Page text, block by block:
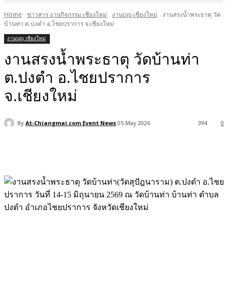
Home ข่าวสาร งานกิจกรรม เชียงใหม่ งานบุญ เชียงใหม่
งานสรงน้ำพระธาตุ วัด
บ้านท่า ต.ปงตำ อ.ไชยปราการ จ.เชียงใหม่
งานบุญ เชียงใหม่
งานสรงน้ำพระธาตุ วัดบ้านท่า
ต.ปงตำ อ.ไชยปราการ
จ.เชียงใหม่
By At-Chiangmai.com Event News 05 May 2026 0
394